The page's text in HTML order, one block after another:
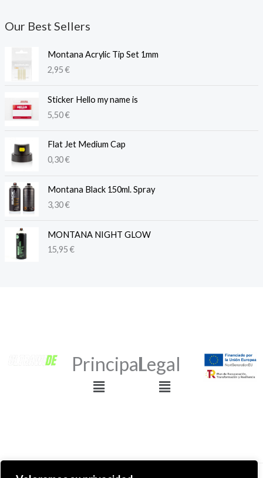
Our Best Sellers
Montana Acrylic Tip Set 1mm
2,95€
Sticker Hello my name is
5,50€
Flat Jet Medium Cap
0,30€
Montana Black 150ml. Spray
3,30€
MONTANA NIGHT GLOW
15,95€
Principal
Menú
Legal
Menú